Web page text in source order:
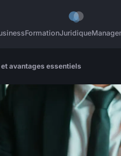
FormationJuridique
avantages essentiels